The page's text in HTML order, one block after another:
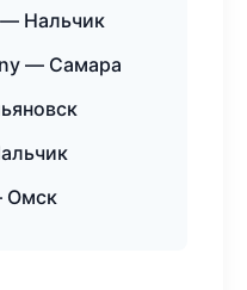
— Нальчик
— Самара
Омск